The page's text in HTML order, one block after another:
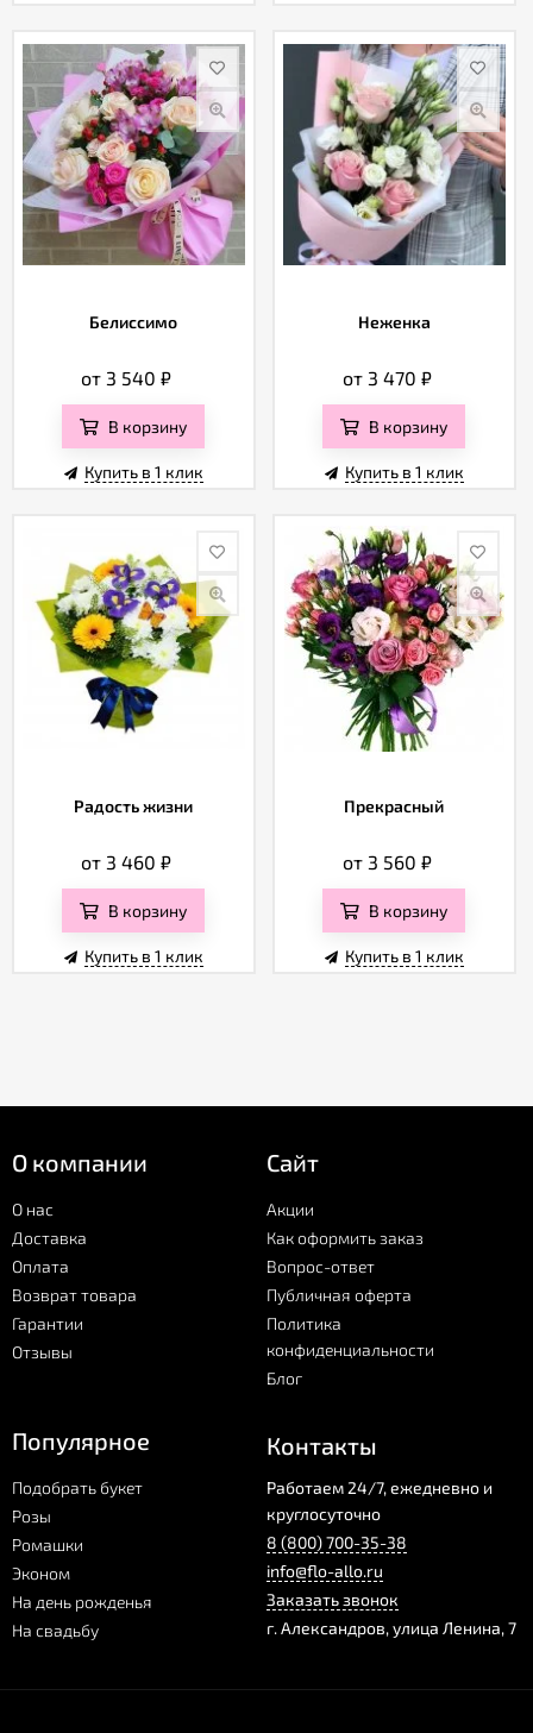
Белиссимо
от 3 540₽
В корзину
Купить в 1 клик
Неженка
от 3 470 ₽
В корзину
Купить в 1 клик
Радость жизни
от 3 460₽
В корзину
Купить в 1 клик
Прекрасный
от 3 560 ₽
В корзину
Купить в 1 клик
О компании
О нас
Доставка
Оплата
Возврат товара
Гарантии
Отзывы
Сайт
Акции
Как оформить заказ
Вопрос-ответ
Публичная оферта
Политика
конфиденциальности
Блог
Популярное
Подобрать букет
Розы
Ромашки
Эконом
На день рожденья
На свадьбу
Контакты
Работаем 24/7, ежедневно и
круглосуточно
8 (800) 700-35-38
info@flo-allo.ru
Заказать звонок
г.Александров,улица Ленина, 7